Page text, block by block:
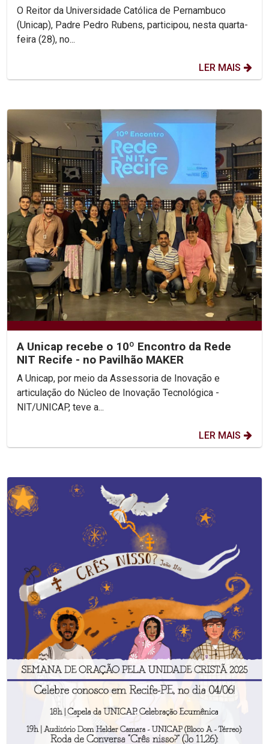
O Reitor da Universidade Católica de Pernambuco
(Unicap), Padre Pedro Rubens, participou, nesta quarta-
feira (28), no...
LER MAIS
A Unicap recebe o 10º Encontro da Rede
NIT Recife - no Pavilhão MAKER
A Unicap, por meio da Assessoria de Inovação e
articulação do Núcleo de Inovação Tecnológica -
NIT/UNICAP, teve a...
LER MAIS